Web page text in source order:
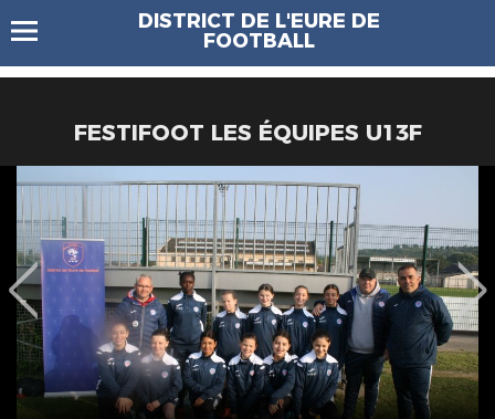
DISTRICT DE L'EURE DE
FOOTBALL
FESTIFOOT LES ÉQUIPES U13F